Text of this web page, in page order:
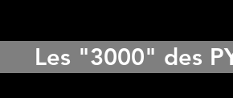
Les "3000" des